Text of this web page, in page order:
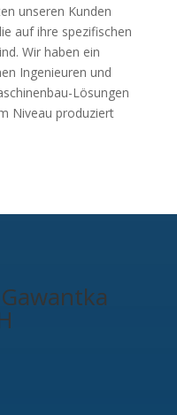
unseren Kunden
auf ihre spezifischen
Wir haben ein
Ingenieuren und
Lösungen
Niveau produziert